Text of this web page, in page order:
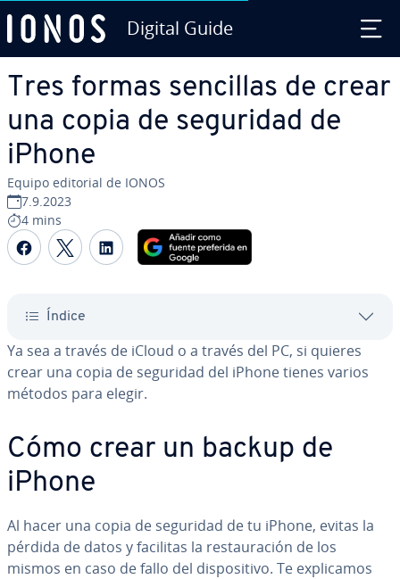
Digital Guide
Tres formas sencillas de crear
una copia de seguridad de
iPhone
Equipo editorial de IONOS
7.9.2023
4 mins
Compartir Facebook
Compartir Twitter
Compartir LinkedIn
Índice
Ya sea a través de iCloud o a través del PC, si quieres
crear una copia de seguridad del iPhone tienes varios
métodos para elegir.
Cómo crear un backup de
iPhone
Al hacer una copia de seguridad de tu iPhone, evitas la
pérdida de datos y facilitas la re­s­tau­ra­ción de los
mismos en caso de fallo del di­s­po­si­ti­vo. Te ex­pli­ca­mos